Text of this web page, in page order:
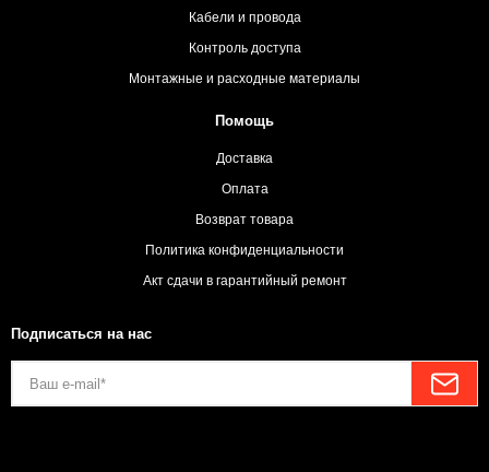
Кабели и провода
Контроль доступа
Монтажные и расходные материалы
Помощь
Доставка
Оплата
Возврат товара
Политика конфиденциальности
Акт сдачи в гарантийный ремонт
Подписаться на нас